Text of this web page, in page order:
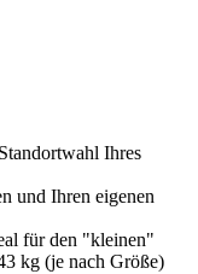
Ihres
und Ihren eigenen
für den "kleinen"
kg (je nach Größe)